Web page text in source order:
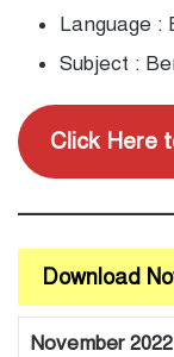
Language :
Subject :
Click Here
Download
November